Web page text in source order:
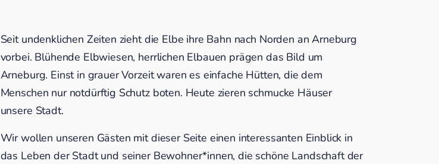
Seit undenklichen Zeiten zieht die Elbe ihre Bahn nach Norden an Arneburg
vorbei. Blühende Elbwiesen, herrlichen Elbauen prägen das Bild um
Arneburg. Einst in grauer Vorzeit waren es einfache Hütten, die dem
Menschen nur notdürftig Schutz boten. Heute zieren schmucke Häuser
unsere Stadt.
Wir wollen unseren Gästen mit dieser Seite einen interessanten Einblick in
das Leben der Stadt und seiner Bewohner*innen, die schöne Landschaft der